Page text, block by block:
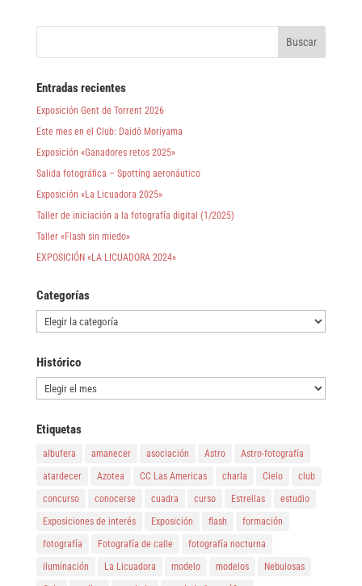
Entradas recientes
Exposición Gent de Torrent 2026
Este mes en el Club: Daidō Moriyama
Exposición «Ganadores retos 2025»
Salida fotográfica – Spotting aeronáutico
Exposición «La Licuadora 2025»
Taller de iniciación a la fotografía digital (1/2025)
Taller «Flash sin miedo»
EXPOSICIÓN «LA LICUADORA 2024»
Categorías
Categorías
Histórico
Histórico
Etiquetas
albufera amanecer asociación Astro
Astro-fotografía
atardecer
Azotea CC Las Americas charla Cielo
club
concurso
conocerse cuadra curso Estrellas
estudio
Exposiciones de interés
Exposición flash
formación
fotografía
Fotografía de calle
fotografía nocturna
iluminación
La Licuadora modelo modelos
Nebulosas